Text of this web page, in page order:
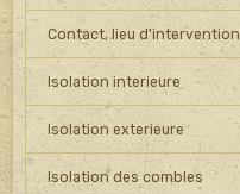
Contact, lieu d'intervention
Isolation interieure
Isolation exterieure
Isolation des combles